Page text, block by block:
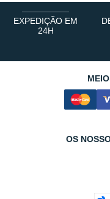
EXPEDIÇÃO EM
24H
OS